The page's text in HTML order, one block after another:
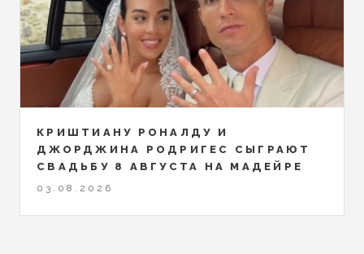
КРИШТИАНУ РОНАЛДУ И
ДЖОРДЖИНА РОДРИГЕС СЫГРАЮТ
СВАДЬБУ 8 АВГУСТА НА МАДЕЙРЕ
03.08.2026